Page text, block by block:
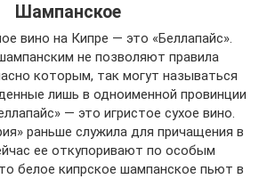
Шампанское
вино на Кипре — это «Беллапайс».
не позволяют правила
которым, так могут называться
лишь в одноименной провинции
— это игристое сухое вино.
раньше служила для причащения в
ее откупоривают по особым
белое кипрское шампанское пьют в